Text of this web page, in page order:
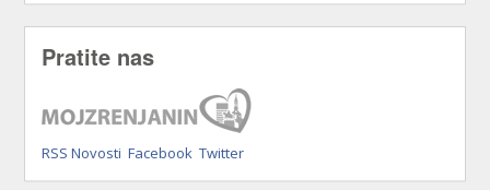
Pratite nas
RSS Novosti Facebook Twitter